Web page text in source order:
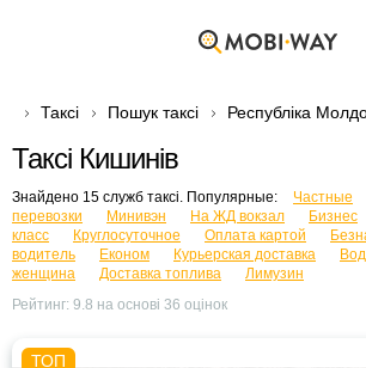
Таксі Пошук таксі Республіка
Таксі Кишинів
Знайдено 15 служб таксі. Популярные:
Частные
перевозки
Минивэн На ЖД вокзал
Бизнес
класс
Круглосуточное Оплата картой
водитель
Економ Курьерская доставка
женщина
Доставка топлива
Лимузин
Рейтинг: 9.8 на основі 36 оцінок